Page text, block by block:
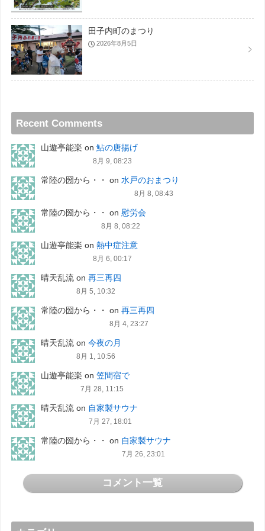
田子内町のまつり
2026年8月5日
Recent Comments
山遊亭能楽 on 鮎の唐揚げ
8月 9, 08:23
常陸の圀から・・ on 水戸のおまつり
8月 8, 08:43
常陸の圀から・・ on 慰労会
8月 8, 08:22
山遊亭能楽 on 熱中症注意
8月 6, 00:17
晴天乱流on 再三再四
8月 5, 10:32
常陸の圀から・・ on 再三再四
8月 4, 23:27
晴天乱流on 今夜の月
8月 1, 10:56
山遊亭能楽 on 笠間宿で
7月 28, 11:15
晴天乱流on 自家製サウナ
7月 27, 18:01
常陸の圀から・・ on 自家製サウナ
7月 26, 23:01
コメント一覧